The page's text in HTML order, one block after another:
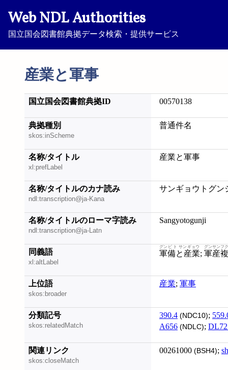
Web NDL Authorities
国立国会図書館典拠データ検索・提供サービス
産業と軍事
国立国会図書館典拠ID 00570138
典拠種別
skos:inScheme
普通件名
名称/タイトル
xl:prefLabel
産業と軍事
名称/タイトルのカナ読み
ndl:transcription@ja-Kana
サンギョウトグン
名称/タイトルのローマ字読み
ndl:transcription@ja-Latn
Sangyotogunji
同義語
xl:altLabel
軍備と産業
グンビ ト サンギョウ
; 軍産
グンサンフ
上位語
skos:broader
産業; 軍事
分類記号
skos:relatedMatch
390.4 (NDC10);
A656 (NDLC);
関連リンク
skos:closeMatch
00261000 (BSH4);